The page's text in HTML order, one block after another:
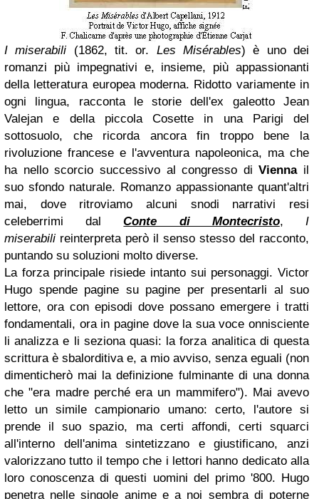
I miserabili (1862, tit. or. Les Misérables) è uno dei
romanzi più impegnativi e, insieme, più appassionanti
della letteratura europea moderna. Ridotto variamente in
ogni lingua, racconta le storie dell'ex galeotto Jean
Valejan e della piccola Cosette in una Parigi del
sottosuolo, che ricorda ancora fin troppo bene la
rivoluzione francese e l'avventura napoleonica, ma che
ha nello scorcio successivo al congresso diViennail
suo sfondo naturale. Romanzo appassionante quant'altri
mai, dove ritroviamo alcuni snodi narrativi resi
celeberrimi dalConte di Montecristo,I
miserabili reinterpreta però il senso stesso del racconto,
puntando su soluzioni molto diverse.
La forza principale risiede intanto sui personaggi. Victor
Hugo spende pagine su pagine per presentarli al suo
lettore, ora con episodi dove possano emergere i tratti
fondamentali, ora in pagine dove la sua voce onnisciente
li analizza e li seziona quasi: la forza analitica di questa
scrittura è sbalorditiva e, a mio avviso, senza eguali (non
dimenticherò mai la definizione fulminante di una donna
che "era madre perché era un mammifero"). Mai avevo
letto un simile campionario umano: certo, l'autore si
prende il suo spazio, ma certi affondi, certi squarci
all'interno dell'anima sintetizzano e giustificano, anzi
valorizzano tutto il tempo che i lettori hanno dedicato alla
loro conoscenza di questi uomini del primo '800. Hugo
penetra nelle singole anime e a noi sembra di poterne